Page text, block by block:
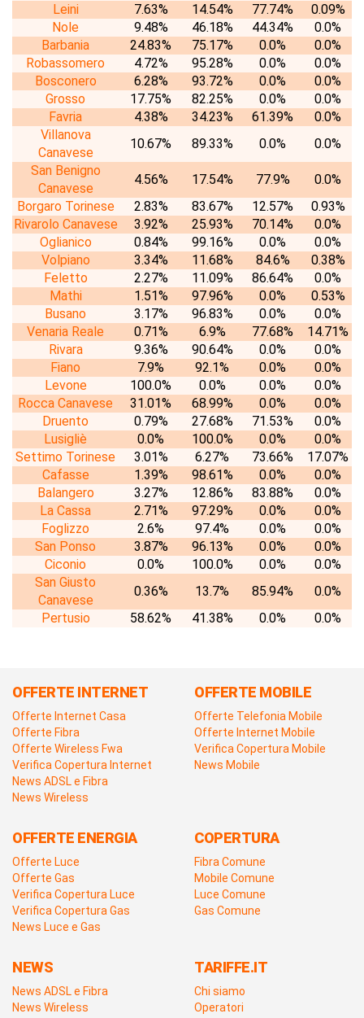
Leini
7.63% 14.54% 77.74%
0.09%
Nole
9.48% 46.18% 44.34%
0.0%
Barbania
24.83% 75.17% 0.0%
0.0%
Robassomero
4.72% 95.28% 0.0%
0.0%
Bosconero
6.28% 93.72% 0.0%
0.0%
Grosso
17.75% 82.25% 0.0%
0.0%
Favria
4.38% 34.23% 61.39%
0.0%
Villanova
Canavese
10.67% 89.33% 0.0%
0.0%
San Benigno
Canavese
4.56% 17.54% 77.9%
0.0%
Borgaro Torinese
2.83% 83.67% 12.57%
0.93%
Rivarolo Canavese
3.92% 25.93% 70.14%
0.0%
Oglianico
0.84% 99.16% 0.0%
0.0%
Volpiano
3.34% 11.68% 84.6%
0.38%
Feletto
2.27% 11.09% 86.64%
0.0%
Mathi
1.51% 97.96% 0.0%
0.53%
Busano
3.17% 96.83% 0.0%
0.0%
Venaria Reale
0.71% 6.9% 77.68%
14.71%
Rivara
9.36% 90.64% 0.0%
0.0%
Fiano
7.9% 92.1% 0.0%
0.0%
Levone
100.0% 0.0% 0.0%
0.0%
Rocca Canavese
31.01% 68.99% 0.0%
0.0%
Druento
0.79% 27.68% 71.53%
0.0%
Lusigliè
0.0% 100.0% 0.0%
0.0%
Settimo Torinese
3.01% 6.27% 73.66%
17.07%
Cafasse
1.39% 98.61% 0.0%
0.0%
Balangero
3.27% 12.86% 83.88%
0.0%
La Cassa
2.71% 97.29% 0.0%
0.0%
Foglizzo
2.6% 97.4% 0.0%
0.0%
San Ponso
3.87% 96.13% 0.0%
0.0%
Ciconio
0.0% 100.0% 0.0%
0.0%
San Giusto
Canavese
0.36% 13.7% 85.94%
0.0%
Pertusio
58.62% 41.38% 0.0% 0.0%
OFFERTE INTERNET
Offerte Internet Casa
Offerte Fibra
Offerte Wireless Fwa
Verifica Copertura Internet
News ADSL e Fibra
News Wireless
OFFERTE MOBILE
Offerte Telefonia Mobile
Offerte Internet Mobile
Verifica Copertura Mobile
News Mobile
OFFERTE ENERGIA
Offerte Luce
Offerte Gas
Verifica Copertura Luce
Verifica Copertura Gas
News Luce e Gas
COPERTURA
Fibra Comune
Mobile Comune
Luce Comune
Gas Comune
NEWS
News ADSL e Fibra
News Wireless
TARIFFE.IT
Chi siamo
Operatori